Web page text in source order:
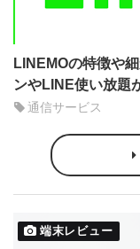
LINEMOの特徴や
ンやLINE使い放題
通信サービス
端末レビュー